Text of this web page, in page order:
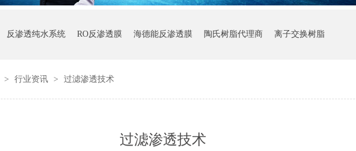
反渗透纯水系统 RO反渗透膜 海德能反渗透膜 陶氏树脂代理商 离子交换树脂
> 行业资讯 > 过滤渗透技术
过滤渗透技术